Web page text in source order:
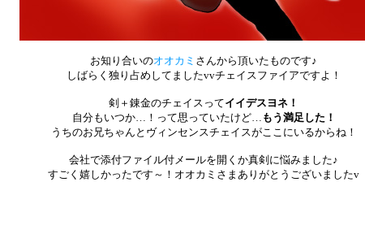
お知り合いのオオカミ さんから頂いたものです♪
しばらく独り占めしてましたvvチェイスファイアですよ！
剣＋錬金のチェイスってイイデスヨネ！
自分もいつか…！って思っていたけど… もう満足した！
うちのお兄ちゃんとヴィンセンスチェイスがここにいるからね！
会社で添付ファイル付メールを開くか真剣に悩みました♪
すごく嬉しかったです～！オオカミさまありがとうございましたv